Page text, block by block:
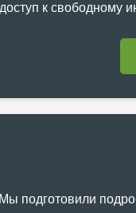
к свободному
Мы подготовили